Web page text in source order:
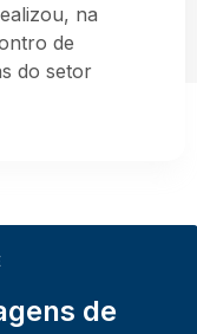
na
de
do setor
de